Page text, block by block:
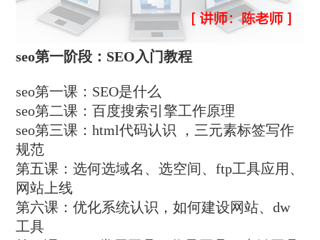
seo第一阶段：SEO入门教程
seo第一课：SEO是什么
seo第二课：百度搜索引擎工作原理
seo第三课：html代码认识 ，三元素标签写作
规范
第五课：选何选域名、选空间、ftp工具应用、
网站上线
第六课：优化系统认识，如何建设网站、dw
工具